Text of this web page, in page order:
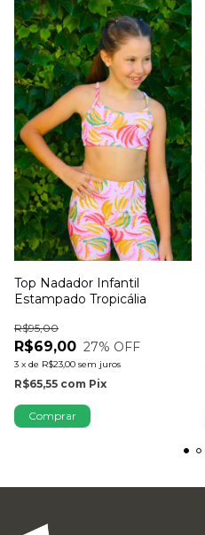
Top Nadador Infantil
Estampado Tropicália
R$69,00
R$95,00
27% OFF
3 x de R$23,00 sem juros
R$65,55 com Pix
Comprar